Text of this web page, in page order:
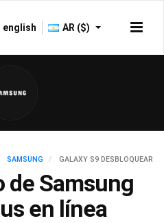
english AR ($)
SAMSUNG GALAXY S9 DESBLOQUEAR
de Samsung
en línea